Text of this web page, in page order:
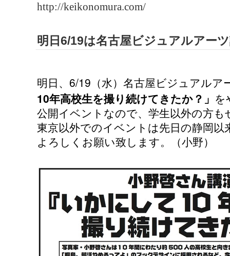
http://keikonomura.com/
明日6/19は名古屋ビジュアルアー
明日、 6/19 （水）名古屋ビジュアルア
10年高校生を撮り続けてきたか？」 を
公開イベントなので、学生以外の方
東京以外でのイベントは先日の静岡
よろしくお願い致します。（小野）